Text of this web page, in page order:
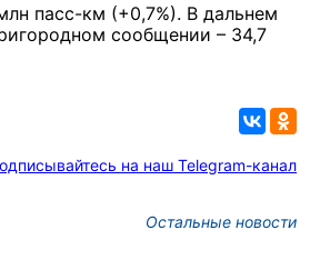
пасс-км (+0,7%). В дальнем
сообщении – 34,7
на наш Telegram-канал
Остальные новости